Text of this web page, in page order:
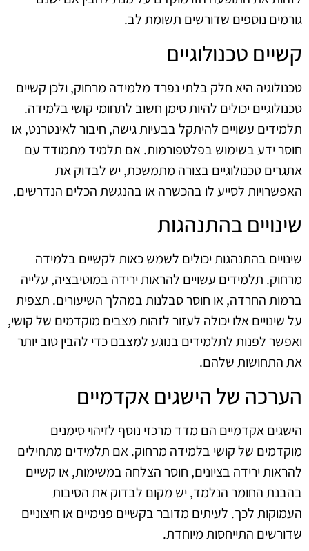
גורמים נוספים שדורשים תשומת לב.
קשיים טכנולוגיים
טכנולוגיה היא חלק בלתי נפרד מלמידה מרחוק, ולכן קשיים
טכנולוגיים יכולים להיות סימן חשוב לתחומי קושי בלמידה.
תלמידים עשויים להיתקל בבעיות גישה, חיבור לאינטרנט, או
חוסר ידע בשימוש בפלטפורמות. אם תלמיד מתמודד עם
אתגרים טכנולוגיים בצורה מתמשכת, יש לבדוק את
האפשרויות לסייע לו בהכשרה או בהנגשת הכלים הנדרשים.
שינויים בהתנהגות
שינויים בהתנהגות יכולים לשמש כאות לקשיים בלמידה
מרחוק. תלמידים עשויים להראות ירידה במוטיבציה, עלייה
ברמות החרדה, או חוסר סבלנות במהלך השיעורים. תצפית
על שינויים אלו יכולה לעזור לזהות מצבים מוקדמים של קושי,
ואפשר לפנות לתלמידים בנוגע למצבם כדי להבין טוב יותר
את התחושות שלהם.
הערכה של הישגים אקדמיים
הישגים אקדמיים הם מדד מרכזי נוסף לזיהוי סימנים
מוקדמים של קושי בלמידה מרחוק. אם תלמידים מתחילים
להראות ירידה בציונים, חוסר הצלחה במשימות, או קשיים
בהבנת החומר הנלמד, יש מקום לבדוק את הסיבות
העמוקות לכך. לעיתים מדובר בקשיים פנימיים או חיצוניים
שדורשים התייחסות מיוחדת.